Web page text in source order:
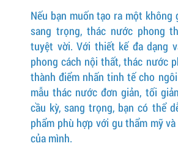
Nếu bạn muốn tạo ra một không
sang trọng, thác nước phong
tuyệt vời. Với thiết kế đa dạng
phong cách nội thất, thác nước
thành điểm nhấn tinh tế cho
mẫu thác nước đơn giản, tối
cầu kỳ, sang trọng, bạn có thể
phẩm phù hợp với gu thẩm mỹ
của mình.